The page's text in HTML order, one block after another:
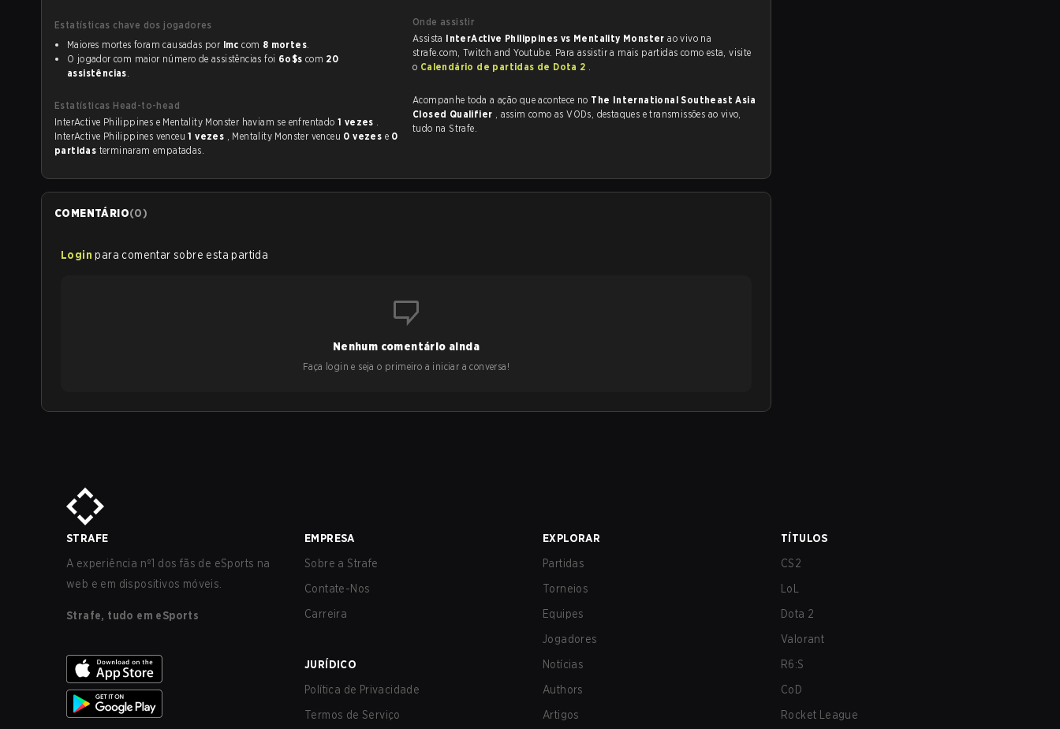
Estatísticas chave dos jogadores
Maiores mortes foram causadas por lmc com 8 mortes.
O jogador com maior número de assistências foi 6o$s com 20
assistências.
Estatísticas Head-to-head
InterActive Philippines e Mentality Monster haviam se enfrentado 1 vezes .
InterActive Philippines venceu1 vezes , Mentality Monster venceu 0 vezes e 0
partidas terminaram empatadas.
Onde assistir
Assista InterActive Philippines vs Mentality Monsterao vivo na
strafe.com, Twitch and Youtube. Para assistir a mais partidas como esta, visite
o Calendário de partidas de Dota 2 .
Acompanhe toda a ação que acontece no The International Southeast Asia
Closed Qualifier , assim como as VODs, destaques e transmissões ao vivo,
tudo na Strafe.
COMENTÁRIO(0)
Login para comentar sobre esta partida
Nenhum comentário ainda
Faça login e seja o primeiro a iniciar a conversa!
STRAFE
A experiência nº1 dos fãs de eSports na
web e em dispositivos móveis.
Strafe, tudo em eSports
EMPRESA
Sobre a Strafe
Contate-Nos
Carreira
JURÍDICO
Política de Privacidade
Termos de Serviço
EXPLORAR
Partidas
Torneios
Equipes
Jogadores
Notícias
Authors
Artigos
TÍTULOS
CS2
LoL
Dota 2
Valorant
R6:S
CoD
Rocket League